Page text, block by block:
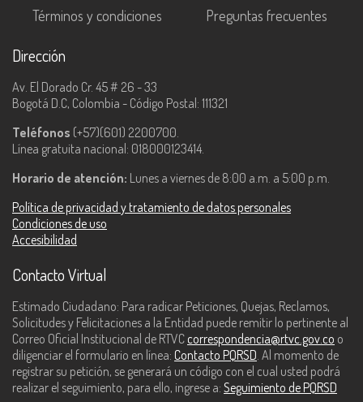
Términos y condiciones
Preguntas frecuentes
Dirección
Av. El Dorado Cr. 45 # 26 - 33
Bogotá D.C, Colombia - Código Postal: 111321
Teléfonos (+57)(601) 2200700.
Línea gratuita nacional: 018000123414.
Horario de atención: Lunes a viernes de 8:00 a.m. a 5:00 p.m.
Política de privacidad y tratamiento de datos personales
Condiciones de uso
Accesibilidad
Contacto Virtual
Estimado Ciudadano: Para radicar Peticiones, Quejas, Reclamos,
Solicitudes y Felicitaciones a la Entidad puede remitir lo pertinente al
Correo Oficial Institucional de RTVC correspondencia@rtvc.gov.co o
diligenciar el formulario en línea: Contacto PQRSD. Al momento de
registrar su petición, se generará un código con el cual usted podrá
realizar el seguimiento, para ello, ingrese a: Seguimiento de PQRSD